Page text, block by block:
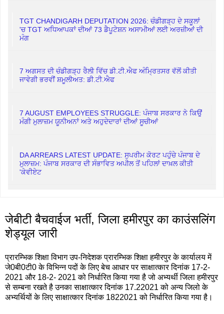
TGT CHANDIGARH DEPUTATION 2026: ਚੰਡੀਗੜ੍ਹ ਦੇ ਸਕੂਲਾਂ
'ਚ TGT ਅਧਿਆਪਕਾਂ ਦੀਆਂ 73 ਡੈਪੂਟੇਸ਼ਨ ਅਸਾਮੀਆਂ ਲਈ ਅਰਜ਼ੀਆਂ ਦੀ
ਮੰਗ
7 ਅਗਸਤ ਦੀ ਚੰਡੀਗੜ੍ਹ ਰੈਲੀ ਵਿੱਚ ਡੀ.ਟੀ.ਐਫ ਅੰਮ੍ਰਿਤਸਰ ਵੱਲੋਂ ਕੀਤੀ
ਜਾਵੇਗੀ ਭਰਵੀਂ ਸ਼ਮੂਲੀਅਤ: ਡੀ.ਟੀ.ਐਫ
7 AUGUST EMPLOYEES STRUGGLE: ਪੰਜਾਬ ਸਰਕਾਰ ਨੇ ਕਿਉਂ
ਮੰਗੀ ਮੁਲਾਜ਼ਮ ਯੂਨੀਅਨਾਂ ਅਤੇ ਅਹੁਦੇਦਾਰਾਂ ਦੀਆਂ ਸੂਚੀਆਂ
DA ARREARS LATEST UPDATE: ਸੁਪਰੀਮ ਕੋਰਟ ਪਹੁੰਚੇ ਪੰਜਾਬ ਦੇ
ਮੁਲਾਜ਼ਮ: ਪੰਜਾਬ ਸਰਕਾਰ ਦੀ ਸੰਭਾਵਿਤ ਅਪੀਲ ਤੋਂ ਪਹਿਲਾਂ ਦਾਖ਼ਲ ਕੀਤੀ
'ਕੇਵੀਏਟ
जेबीटी बैचवाईज भर्ती, जिला हमीरपुर का काउंसलिंग
शेड्यूल जारी
प्रारम्भिक शिक्षा विभाग उप-निदेशक प्रारम्भिक शिक्षा हमीरपुर के कार्यालय में
जे0बी0टी0 के विभिन्न पदों के लिए बेच आधार पर साक्षात्कार दिनांक 17-2-
2021 और 18-2- 2021 को निर्धारित किया गया है जो अभ्यर्थी जिला हमीरपुर
से सम्बना रखते है उनका साक्षात्कार दिनांक 17.22021 को अन्य जिलो के
अभ्यर्थियों के लिए साक्षात्कार दिनांक 1822021 को निर्धारित किया गया है।